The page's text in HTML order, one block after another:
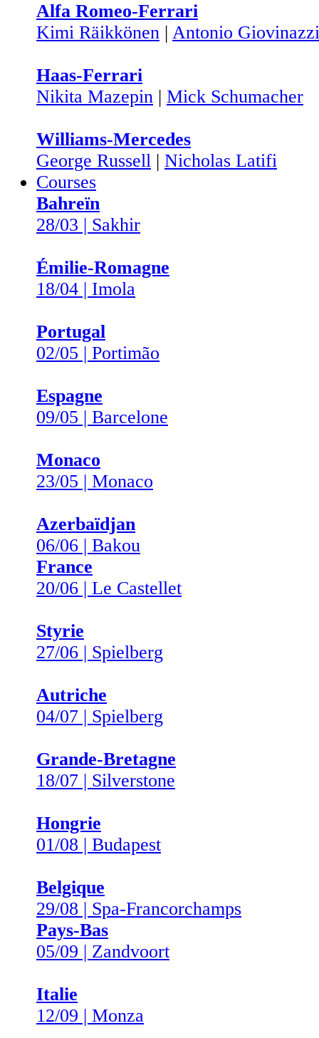
Alfa Romeo-Ferrari
Kimi Räikkönen | Antonio Giovinazzi
Haas-Ferrari
Nikita Mazepin | Mick Schumacher
Williams-Mercedes
George Russell | Nicholas Latifi
Courses
Bahreïn
28/03 | Sakhir
Émilie-Romagne
18/04 | Imola
Portugal
02/05 | Portimão
Espagne
09/05 | Barcelone
Monaco
23/05 | Monaco
Azerbaïdjan
06/06 | Bakou
France
20/06 | Le Castellet
Styrie
27/06 | Spielberg
Autriche
04/07 | Spielberg
Grande-Bretagne
18/07 | Silverstone
Hongrie
01/08 | Budapest
Belgique
29/08 | Spa-Francorchamps
Pays-Bas
05/09 | Zandvoort
Italie
12/09 | Monza